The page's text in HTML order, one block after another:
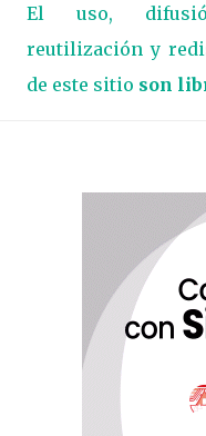
El uso,
reutilización y
de este sitio son